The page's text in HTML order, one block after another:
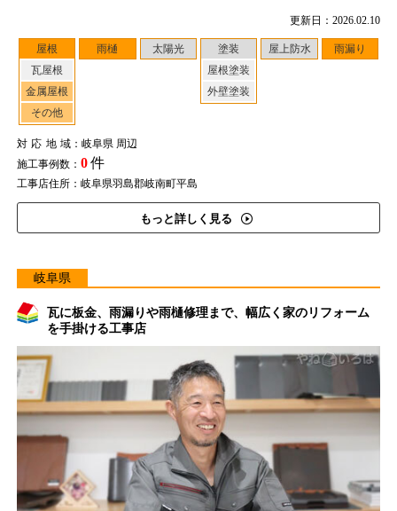
更新日：2026.02.10
屋根
瓦屋根
金属屋根
その他
雨樋 太陽光
塗装
屋根塗装
外壁塗装
屋上防水 雨漏り
対応地域：岐阜県 周辺
施工事例数： 0件
工事店住所：岐阜県羽島郡岐南町平島
もっと詳しく見る
岐阜県
瓦に板金、雨漏りや雨樋修理まで、幅広く家のリフォーム
を手掛ける工事店